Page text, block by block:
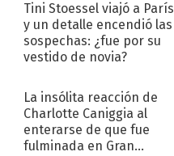
Tini Stoessel viajó a París
y un detalle encendió las
sospechas: ¿fue por su
vestido de novia?
La insólita reacción de
Charlotte Caniggia al
enterarse de que fue
fulminada en Gran